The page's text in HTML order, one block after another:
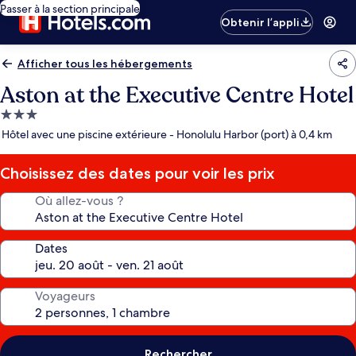
Passer à la section principale
Obtenir l’appli
Afficher tous les hébergements
Aston at the Executive Centre Hotel
Hébergement
3.0 étoiles
Hôtel avec une piscine extérieure - Honolulu Harbor (port) à 0,4 km
Choisissez des dates pour voir les prix
Où allez-vous ?
Dates
Voyageurs